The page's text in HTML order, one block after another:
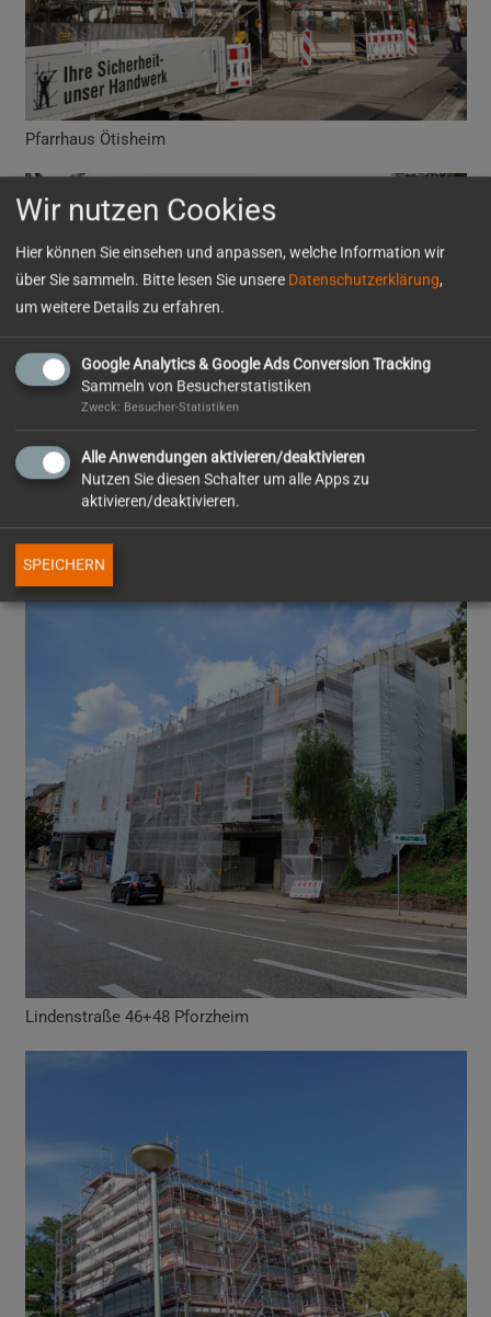
Pfarrhaus Ötisheim
Reuchlin Gymnasium Pforzheim
Lindenstraße 46+48 Pforzheim
Wir nutzen Cookies
Hier können Sie einsehen und anpassen, welche Information wir
über Sie sammeln. Bitte lesen Sie unsere Datenschutzerklärung,
um weitere Details zu erfahren.
Google Analytics & Google Ads Conversion Tracking
Sammeln von Besucherstatistiken
Zweck: Besucher-Statistiken
Alle Anwendungen aktivieren/deaktivieren
Nutzen Sie diesen Schalter um alle Apps zu
aktivieren/deaktivieren.
SPEICHERN